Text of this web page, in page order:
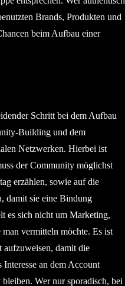
Brands, Produkten und
beim Aufbau einer
Schritt bei dem Aufbau
Building und dem
Netzwerken. Hierbei ist
der Community möglichst
erzählen, sowie auf die
damit sie eine Bindung
es sich nicht um Marketing,
vermitteln möchte. Es ist
damit die
an dem Account
Wer nur sporadisch, bei